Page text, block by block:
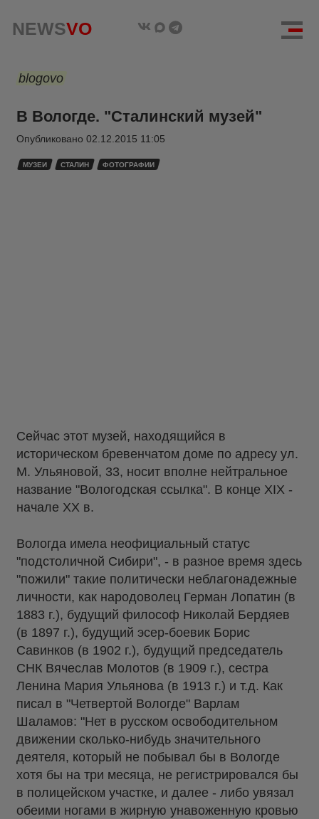
NEWSVO
blogovo
В Вологде. "Сталинский музей"
Опубликовано 02.12.2015 11:05
МУЗЕИ СТАЛИН ФОТОГРАФИИ
Сейчас этот музей, находящийся в
историческом бревенчатом доме по адресу ул.
М. Ульяновой, 33, носит вполне нейтральное
название "Вологодская ссылка". В конце XIX -
начале XX в.
Вологда имела неофициальный статус
"подстоличной Сибири", - в разное время здесь
"пожили" такие политически неблагонадежные
личности, как народоволец Герман Лопатин (в
1883 г.), будущий философ Николай Бердяев
(в 1897 г.), будущий эсер-боевик Борис
Савинков (в 1902 г.), будущий председатель
СНК Вячеслав Молотов (в 1909 г.), сестра
Ленина Мария Ульянова (в 1913 г.) и т.д. Как
писал в "Четвертой Вологде" Варлам
Шаламов: "Нет в русском освободительном
движении сколько-нибудь значительного
деятеля, который не побывал бы в Вологде
хотя бы на три месяца, не регистрировался бы
в полицейском участке, и далее - либо увязал
обеими ногами в жирную унавоженную кровью